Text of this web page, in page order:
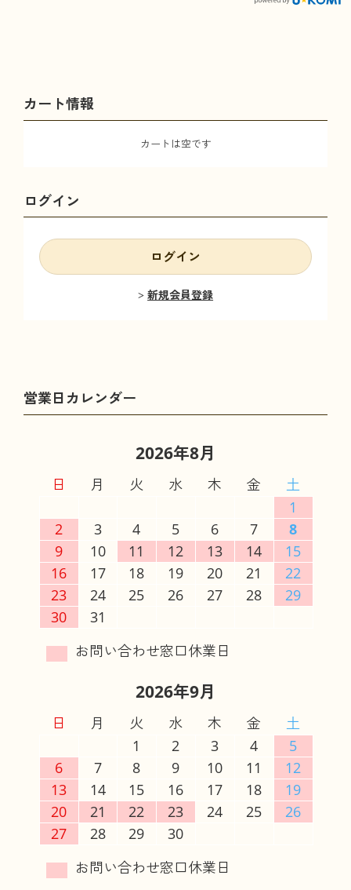
カート情報
カートは空です
ログイン
ログイン
新規会員登録
2026年8月
日 月 火 水 木 金
土
1
2
3 4 5 6 7
8
9
10 11 12 13 14
15
16
17 18 19 20 21
22
23
24 25 26 27 28
29
30
31
2026年9月
日 月 火 水 木 金
土
1
2 3 4
5
6
7 8 9 10 11
12
13
14 15 16 17 18
19
20
21 22 23 24 25
26
27
28 29 30